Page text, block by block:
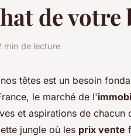
de
min de lecture
têtes est un besoin
le marché de l'
et aspirations de chacun
jungle où les prix vente